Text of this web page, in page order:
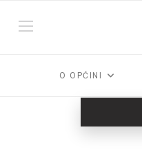
O OPĆINI